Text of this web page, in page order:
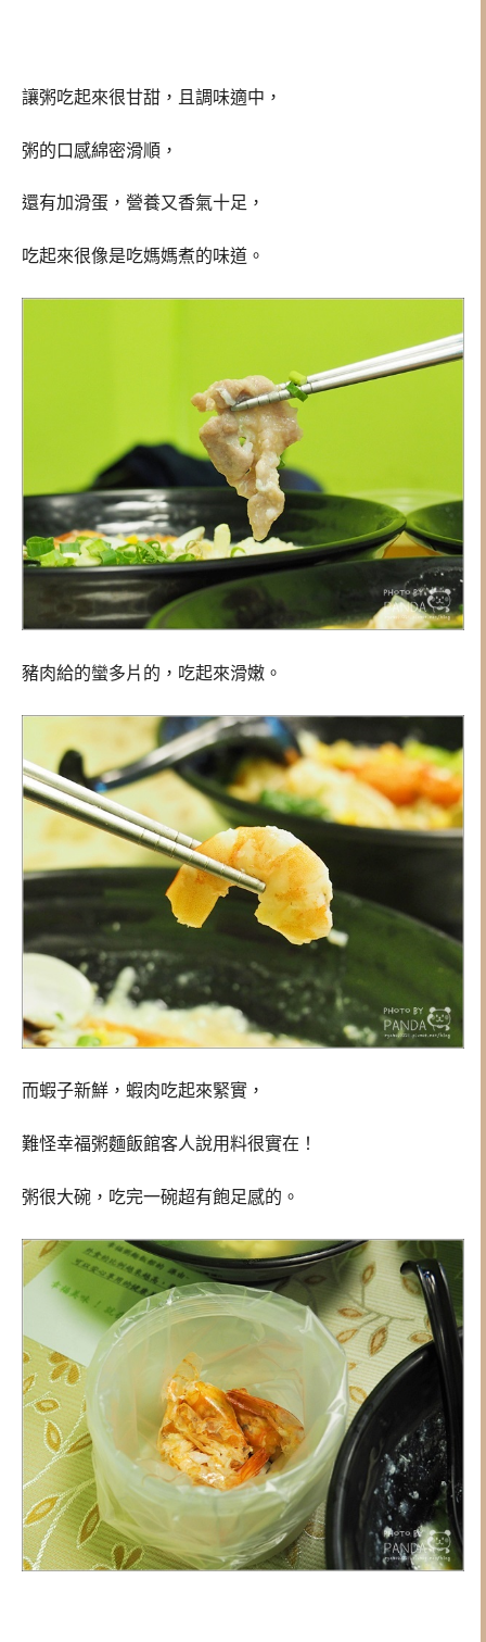
讓粥吃起來很甘甜，且調味適中，
粥的口感綿密滑順，
還有加滑蛋，營養又香氣十足，
吃起來很像是吃媽媽煮的味道。
豬肉給的蠻多片的，吃起來滑嫩。
而蝦子新鮮，蝦肉吃起來緊實，
難怪幸福粥麵飯館客人說用料很實在！
粥很大碗，吃完一碗超有飽足感的。